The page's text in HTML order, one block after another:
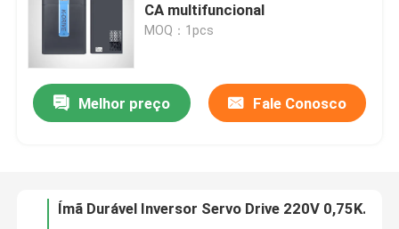
Produtos
CA multifuncional
MOQ：1pcs
Melhor preço Fale Conosco
Ímã Durável Inversor Servo Drive 220V 0,75KW 0,73KW 1KW P300E
Driver de passo digital estável, driver de passo CNC anti-ressonância